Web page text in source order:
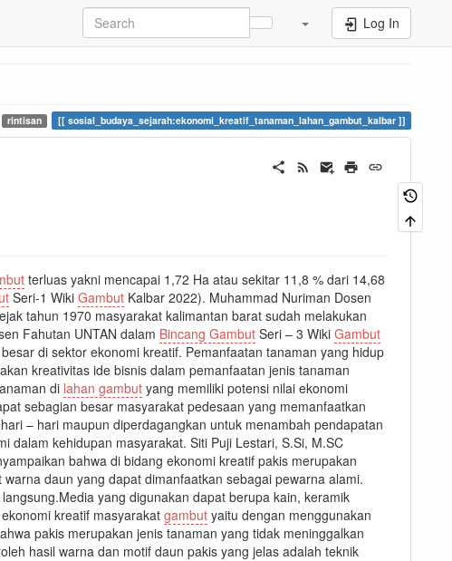
Log In
rintisan sosial_budaya_sejarah:ekonomi_kreatif_tanaman_lahan_gambut_kalbar
terluas yakni mencapai 1,72 Ha atau sekitar 11,8 % dari 14,68
Seri-1 Wiki Gambut Kalbar 2022). Muhammad Nuriman Dosen
tahun 1970 masyarakat kalimantan barat sudah melakukan
Fahutan UNTAN dalam Bincang Gambut Seri – 3 Wiki Gambut
di sektor ekonomi kreatif. Pemanfaatan tanaman yang hidup
kreativitas ide bisnis dalam pemanfaatan jenis tanaman
di lahan gambut yang memiliki potensi nilai ekonomi
sebagian besar masyarakat pedesaan yang memanfaatkan
– hari maupun diperdagangkan untuk menambah pendapatan
dalam kehidupan masyarakat. Siti Puji Lestari, S.Si, M.SC
bahwa di bidang ekonomi kreatif pakis merupakan
daun yang dapat dimanfaatkan sebagai pewarna alami.
yang digunakan dapat berupa kain, keramik
kreatif masyarakat gambut yaitu dengan menggunakan
pakis merupakan jenis tanaman yang tidak meninggalkan
hasil warna dan motif daun pakis yang jelas adalah teknik